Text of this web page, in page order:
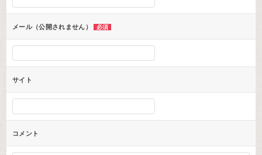
ョ
ンメール（公開されません） 必須
サイト
コメント